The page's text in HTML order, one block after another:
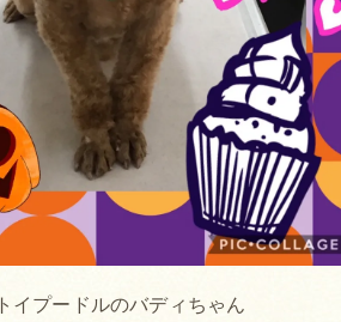
トイプードルのバディちゃん